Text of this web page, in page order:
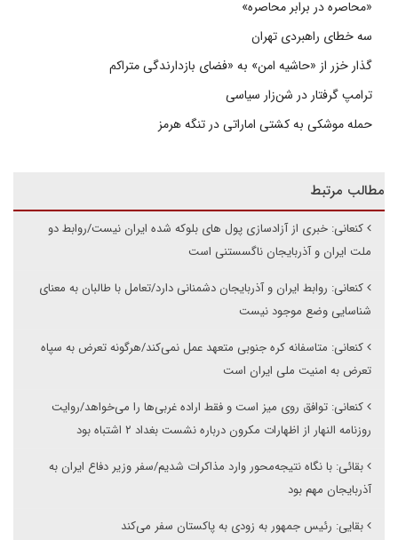
«محاصره در برابر محاصره»
سه خطای راهبردی تهران
گذار خزر از «حاشیه امن» به «فضای بازدارندگی متراکم
ترامپ گرفتار در شن‌زار سیاسی
حمله موشکی به کشتی اماراتی در تنگه هرمز
مطالب مرتبط
کنعانی: خبری از آزادسازی پول های بلوکه شده ایران نیست/روابط دو
ملت ایران و آذربایجان ناگسستنی است
کنعانی: روابط ایران و آذربایجان دشمنانی دارد/تعامل با طالبان به معنای
شناسایی وضع موجود نیست
کنعانی: متاسفانه کره جنوبی متعهد عمل نمی‌کند/هرگونه تعرض به سپاه
تعرض به امنیت ملی ایران است
کنعانی: توافق روی میز است و فقط اراده غربی‌ها را می‌خواهد/روایت
روزنامه النهار از اظهارات مکرون درباره نشست بغداد ۲ اشتباه بود
بقائی: با نگاه نتیجه‌محور وارد مذاکرات شدیم/سفر وزیر دفاع ایران به
آذربایجان مهم بود
بقایی: رئیس جمهور به زودی به پاکستان سفر می‌کند